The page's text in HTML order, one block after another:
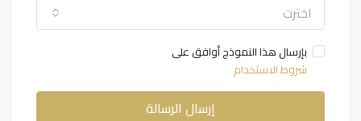
اخترت
بإرسال هذا النموذج أوافق على
شروط الاستخدام
إرسال الرسالة